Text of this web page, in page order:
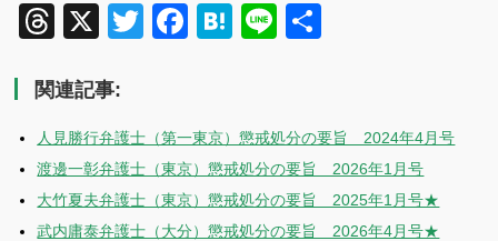
Threads
X TwitterFacebook
Hatena
Line
関連記事:
人見勝行弁護士（第一東京）懲戒処分の要旨 2024年4月号
渡邊一彰弁護士（東京）懲戒処分の要旨 2026年1月号
大竹夏夫弁護士（東京）懲戒処分の要旨 2025年1月号★
武内庸泰弁護士（大分）懲戒処分の要旨 2026年4月号★